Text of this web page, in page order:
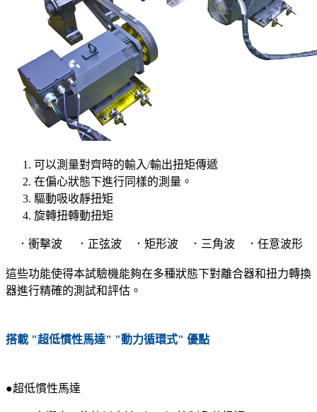
可以測量對齊時的輸入/輸出扭矩傳遞
在偏心狀態下進行同樣的測量。
驅動吸收靜扭矩
旋轉扭轉動扭矩
．衝擊波 ．正弦波 ．矩形波 ．三角波 ．任意波形
這些功能使得本試驗機能夠在多種狀態下對離合器和扭力轉換
器進行精確的測試和評估。
搭載 "超低慣性馬達" "動力循環式" 優點
●超低慣性馬達